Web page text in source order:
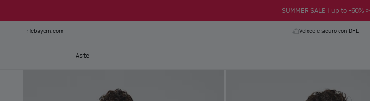
SUMMER SALE | up to -60% >
fcbayern.com Veloce e sicuro con DHL
Aste